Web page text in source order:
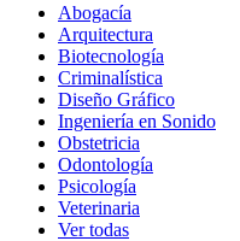
Abogacía
Arquitectura
Biotecnología
Criminalística
Diseño Gráfico
Ingeniería en Sonido
Obstetricia
Odontología
Psicología
Veterinaria
Ver todas